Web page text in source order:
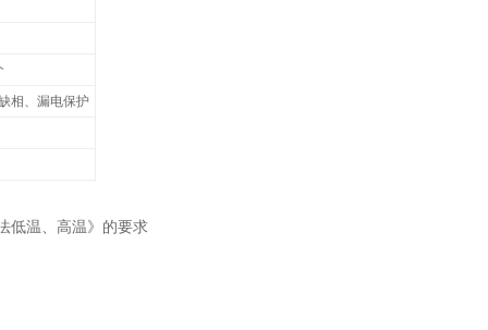
相、漏电保护
低温、高温》的要求